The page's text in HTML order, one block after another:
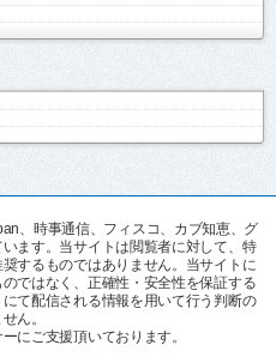
、時事通信、フィスコ、カブ知恵、グ
ます。当サイトは閲覧者に対して、特
するものではありません。当サイトに
ではなく、正確性・安全性を保証する
て配信される情報を用いて行う判断の
ん。
にご支援頂いております。